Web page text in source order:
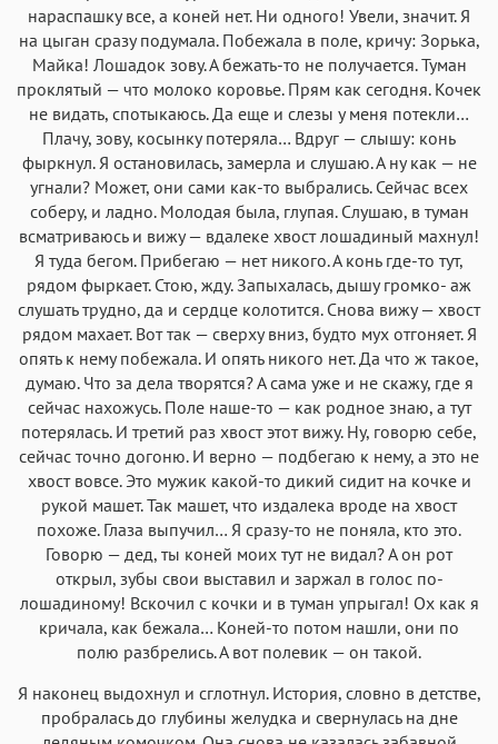
нараспашку все, а коней нет. Ни одного! Увели, значит. Я
на цыган сразу подумала. Побежала в поле, кричу: Зорька,
Майка! Лошадок зову. А бежать-то не получается. Туман
проклятый — что молоко коровье. Прям как сегодня. Кочек
не видать, спотыкаюсь. Да еще и слезы у меня потекли…
Плачу, зову, косынку потеряла… Вдруг — слышу: конь
фыркнул. Я остановилась, замерла и слушаю. А ну как — не
угнали? Может, они сами как-то выбрались. Сейчас всех
соберу, и ладно. Молодая была, глупая. Слушаю, в туман
всматриваюсь и вижу — вдалеке хвост лошадиный махнул!
Я туда бегом. Прибегаю — нет никого. А конь где-то тут,
рядом фыркает. Стою, жду. Запыхалась, дышу громко- аж
слушать трудно, да и сердце колотится. Снова вижу — хвост
рядом махает. Вот так — сверху вниз, будто мух отгоняет. Я
опять к нему побежала. И опять никого нет. Да что ж такое,
думаю. Что за дела творятся? А сама уже и не скажу, где я
сейчас нахожусь. Поле наше-то — как родное знаю, а тут
потерялась. И третий раз хвост этот вижу. Ну, говорю себе,
сейчас точно догоню. И верно — подбегаю к нему, а это не
хвост вовсе. Это мужик какой-то дикий сидит на кочке и
рукой машет. Так машет, что издалека вроде на хвост
похоже. Глаза выпучил… Я сразу-то не поняла, кто это.
Говорю — дед, ты коней моих тут не видал? А он рот
открыл, зубы свои выставил и заржал в голос по-
лошадиному! Вскочил с кочки и в туман упрыгал! Ох как я
кричала, как бежала… Коней-то потом нашли, они по
полю разбрелись. А вот полевик — он такой.
Я наконец выдохнул и сглотнул. История, словно в детстве,
пробралась до глубины желудка и свернулась на дне